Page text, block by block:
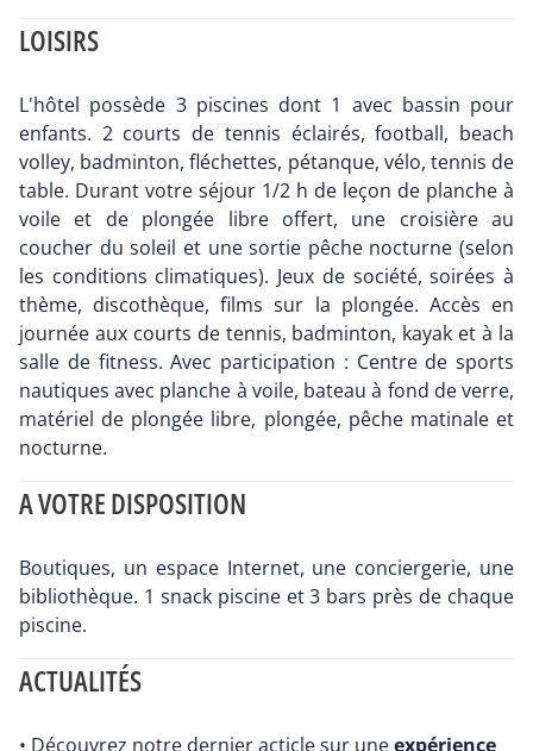
LOISIRS
L'hôtel possède 3 piscines dont 1 avec bassin pour
enfants. 2 courts de tennis éclairés, football, beach
volley, badminton, fléchettes, pétanque, vélo, tennis de
table. Durant votre séjour 1/2 h de leçon de planche à
voile et de plongée libre offert, une croisière au
coucher du soleil et une sortie pêche nocturne (selon
les conditions climatiques). Jeux de société, soirées à
thème, discothèque, films sur la plongée. Accès en
journée aux courts de tennis, badminton, kayak et à la
salle de fitness. Avec participation : Centre de sports
nautiques avec planche à voile, bateau à fond de verre,
matériel de plongée libre, plongée, pêche matinale et
nocturne.
A VOTRE DISPOSITION
Boutiques, un espace Internet, une conciergerie, une
bibliothèque. 1 snack piscine et 3 bars près de chaque
piscine.
ACTUALITÉS
• Découvrez notre dernier acticle sur uneexpérience